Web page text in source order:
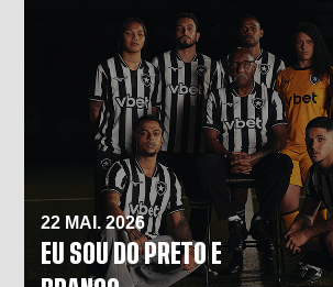
22 MAI. 2026
EU SOU DO PRETO E